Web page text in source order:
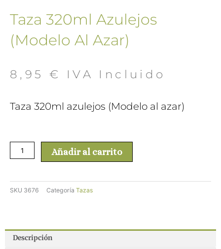
Taza 320ml Azulejos
(Modelo Al Azar)
8,95 € IVA Incluido
Taza 320ml azulejos (Modelo al azar)
Taza
320ml
(Modelo
al
Añadir al carrito
SKU 3676 Categoría Tazas
Descripción